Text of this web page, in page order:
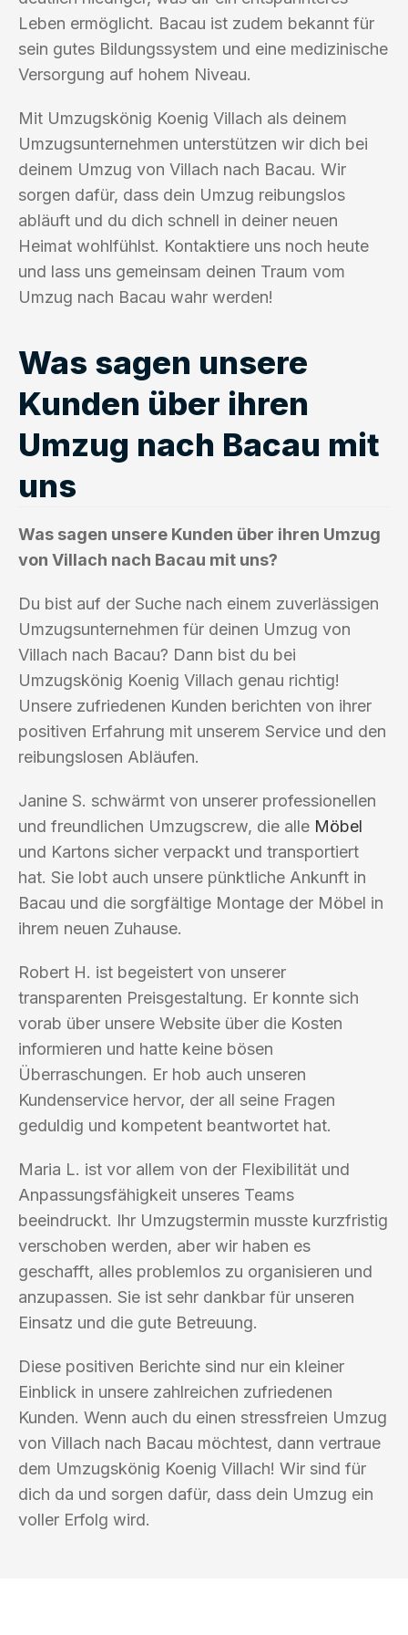
Leben ermöglicht. Bacau ist zudem bekannt für
sein gutes Bildungssystem und eine medizinische
Versorgung auf hohem Niveau.
Mit Umzugskönig Koenig Villach als deinem
Umzugsunternehmen unterstützen wir dich bei
deinem Umzug von Villach nach Bacau. Wir
sorgen dafür, dass dein Umzug reibungslos
abläuft und du dich schnell in deiner neuen
Heimat wohlfühlst. Kontaktiere uns noch heute
und lass uns gemeinsam deinen Traum vom
Umzug nach Bacau wahr werden!
Was sagen unsere
Kunden über ihren
Umzug nach Bacau mit
uns
Was sagen unsere Kunden über ihren Umzug
von Villach nach Bacau mit uns?
Du bist auf der Suche nach einem zuverlässigen
Umzugsunternehmen für deinen Umzug von
Villach nach Bacau? Dann bist du bei
Umzugskönig Koenig Villach genau richtig!
Unsere zufriedenen Kunden berichten von ihrer
positiven Erfahrung mit unserem Service und den
reibungslosen Abläufen.
Janine S. schwärmt von unserer professionellen
und freundlichen Umzugscrew, die alle Möbel
und Kartons sicher verpackt und transportiert
hat. Sie lobt auch unsere pünktliche Ankunft in
Bacau und die sorgfältige Montage der Möbel in
ihrem neuen Zuhause.
Robert H. ist begeistert von unserer
transparenten Preisgestaltung. Er konnte sich
vorab über unsere Website über die Kosten
informieren und hatte keine bösen
Überraschungen. Er hob auch unseren
Kundenservice hervor, der all seine Fragen
geduldig und kompetent beantwortet hat.
Maria L. ist vor allem von der Flexibilität und
Anpassungsfähigkeit unseres Teams
beeindruckt. Ihr Umzugstermin musste kurzfristig
verschoben werden, aber wir haben es
geschafft, alles problemlos zu organisieren und
anzupassen. Sie ist sehr dankbar für unseren
Einsatz und die gute Betreuung.
Diese positiven Berichte sind nur ein kleiner
Einblick in unsere zahlreichen zufriedenen
Kunden. Wenn auch du einen stressfreien Umzug
von Villach nach Bacau möchtest, dann vertraue
dem Umzugskönig Koenig Villach! Wir sind für
dich da und sorgen dafür, dass dein Umzug ein
voller Erfolg wird.